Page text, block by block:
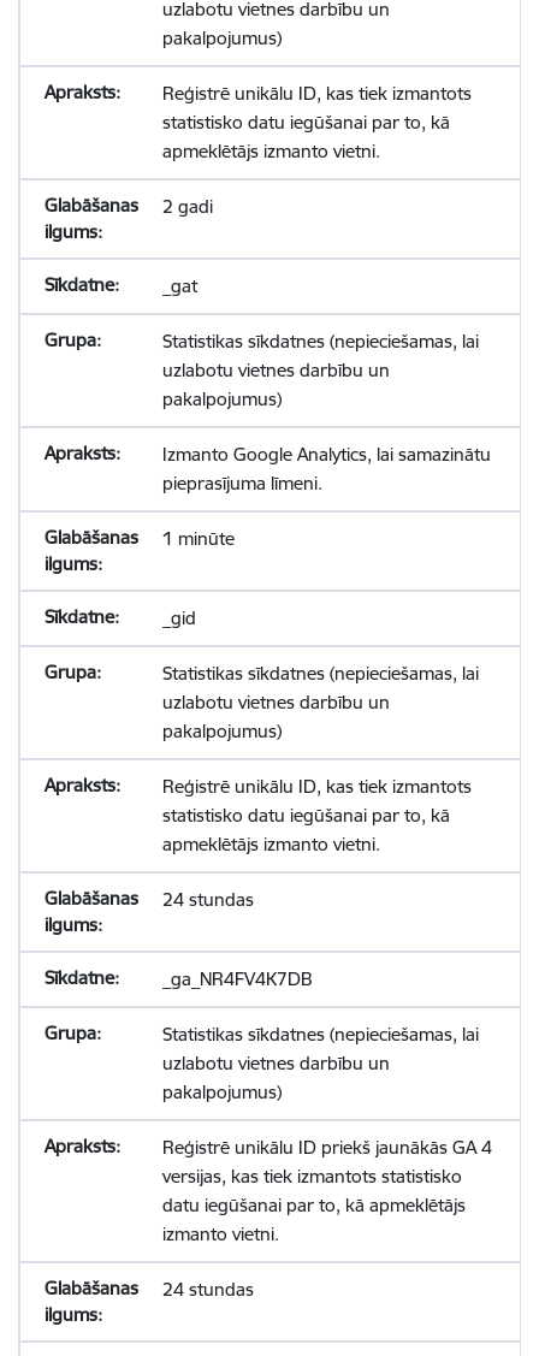
uzlabotu vietnes darbību un
pakalpojumus)
Reģistrē unikālu ID, kas tiek izmantots
statistisko datu iegūšanai par to, kā
apmeklētājs izmanto vietni.
2 gadi
_gat
Statistikas sīkdatnes (nepieciešamas, lai
uzlabotu vietnes darbību un
pakalpojumus)
Izmanto Google Analytics, lai samazinātu
pieprasījuma līmeni.
1 minūte
_gid
Statistikas sīkdatnes (nepieciešamas, lai
uzlabotu vietnes darbību un
pakalpojumus)
Reģistrē unikālu ID, kas tiek izmantots
statistisko datu iegūšanai par to, kā
apmeklētājs izmanto vietni.
24 stundas
_ga_NR4FV4K7DB
Statistikas sīkdatnes (nepieciešamas, lai
uzlabotu vietnes darbību un
pakalpojumus)
Reģistrē unikālu ID priekš jaunākās GA 4
versijas, kas tiek izmantots statistisko
datu iegūšanai par to, kā apmeklētājs
izmanto vietni.
24 stundas